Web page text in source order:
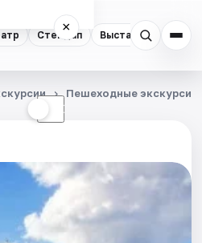
Стендап Выставки
×
☾
Пешеходные экскурсии